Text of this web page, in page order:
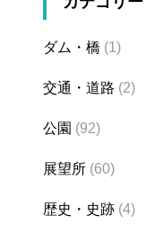
ダム・橋 (1)
交通・道路 (2)
公園 (92)
展望所 (60)
歴史・史跡 (4)